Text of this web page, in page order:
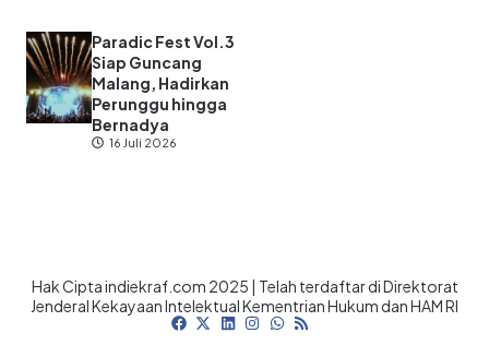
Paradic Fest Vol.3
Siap Guncang
Malang, Hadirkan
Perunggu hingga
Bernadya
16 Juli 2026
Hak Cipta indiekraf.com 2025 | Telah terdaftar di Direktorat
Jenderal Kekayaan Intelektual Kementrian Hukum dan HAM RI